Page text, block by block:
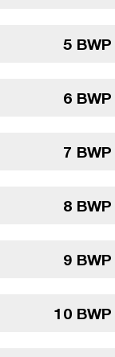
5
6
7
8
9
10